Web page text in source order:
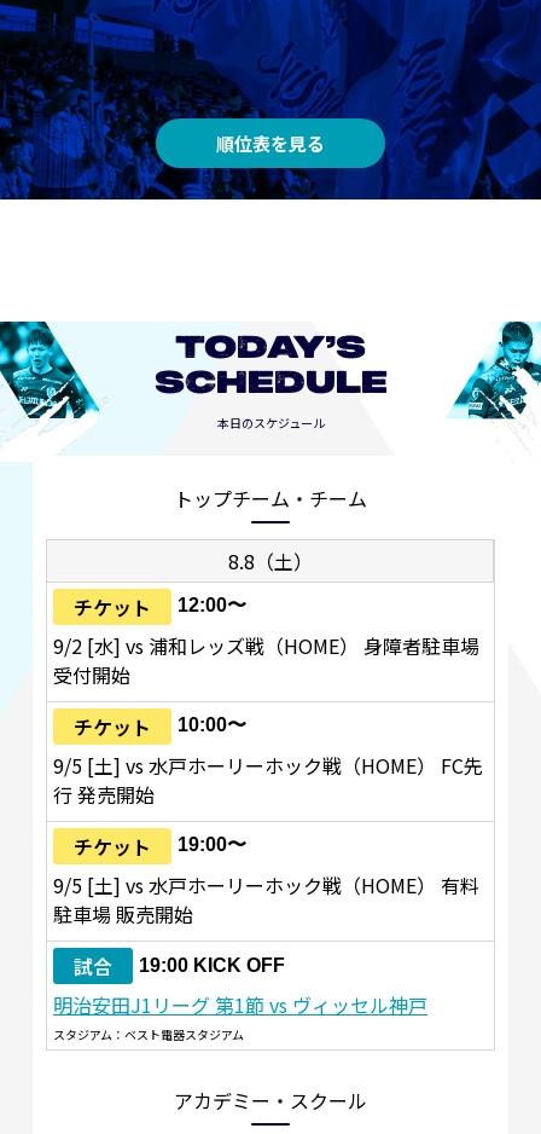
順位表を見る
TODAY’S
SCHEDULE
本日のスケジュール
トップチーム・チーム
8.8（土）
チケット
12:00〜
9/2 [水] vs 浦和レッズ戦（HOME） 身障者駐車場
受付開始
チケット
10:00〜
9/5 [土] vs 水戸ホーリーホック戦（HOME） FC先
行 発売開始
チケット
19:00〜
9/5 [土] vs 水戸ホーリーホック戦（HOME） 有料
駐車場 販売開始
試合
19:00 KICK OFF
明治安田J1リーグ 第1節 vs ヴィッセル神戸
スタジアム：ベスト電器スタジアム
アカデミー・スクール